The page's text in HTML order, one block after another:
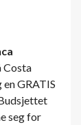
Costa
GRATIS
seg for